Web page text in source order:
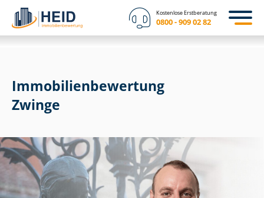
Kostenlose Erstberatung
0800 - 909 02 82
Immobilien­bewertung
Zwinge